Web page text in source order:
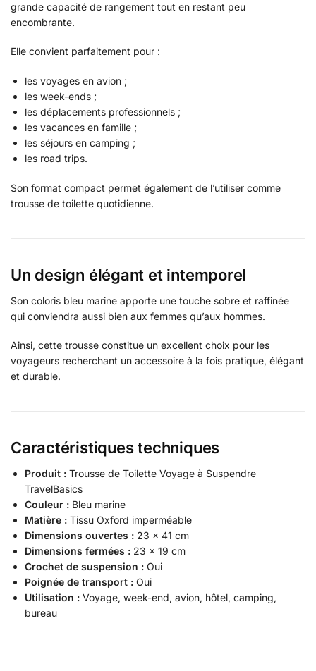
grande capacité de rangement tout en restant peu
encombrante.
Elle convient parfaitement pour :
les voyages en avion ;
les week-ends ;
les déplacements professionnels ;
les vacances en famille ;
les séjours en camping ;
les road trips.
Son format compact permet également de l’utiliser comme
trousse de toilette quotidienne.
Un design élégant et intemporel
Son coloris bleu marine apporte une touche sobre et raffinée
qui conviendra aussi bien aux femmes qu’aux hommes.
Ainsi, cette trousse constitue un excellent choix pour les
voyageurs recherchant un accessoire à la fois pratique, élégant
et durable.
Caractéristiques techniques
Produit : Trousse de Toilette Voyage à Suspendre
TravelBasics
Couleur : Bleu marine
Matière : Tissu Oxford imperméable
Dimensions ouvertes : 23 × 41 cm
Dimensions fermées : 23 × 19 cm
Crochet de suspension : Oui
Poignée de transport : Oui
Utilisation : Voyage, week-end, avion, hôtel, camping,
bureau